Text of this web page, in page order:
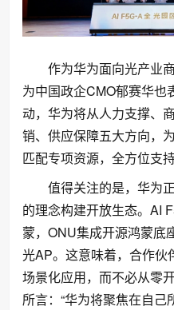
作为华为面向光产业
为中国政企CMO郁赛华也
动，华为将从人力支撑、
销、供应保障五大方向，
匹配专项资源，全方位支
值得关注的是，华为
的理念构建开放生态。AI
蒙，ONU集成开源鸿蒙底
光AP。这意味着，合作伙
场景化应用，而不必从零
所言：“华为将聚焦在自